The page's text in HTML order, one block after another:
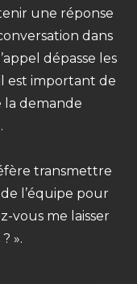
une réponse
dans
dépasse les
est important de
la demande
transmettre
l’équipe pour
vous me laisser
».